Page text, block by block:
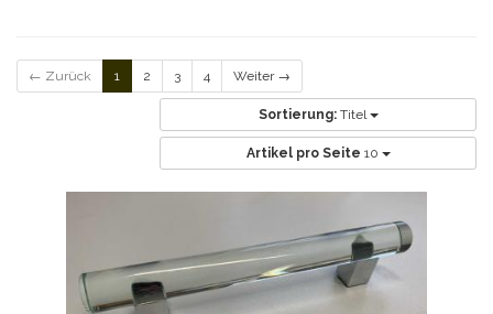
← Zurück 1 2 3 4 Weiter →
Sortierung: Titel
Artikel pro Seite 10